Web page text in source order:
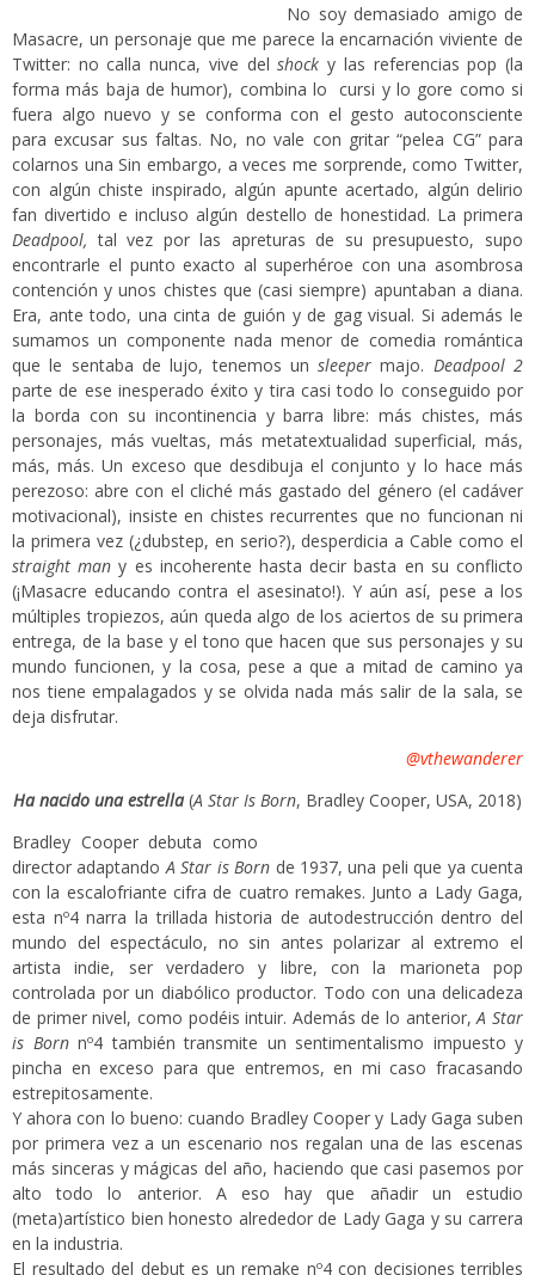
No soy demasiado amigo de
Masacre, un personaje que me parece la encarnación viviente de
Twitter: no calla nunca, vive delshocky las referencias pop (la
forma más baja de humor), combina lo cursi y lo gore como si
fuera algo nuevo y se conforma con el gesto autoconsciente
para excusar sus faltas. No, no vale con gritar “pelea CG” para
colarnos una Sin embargo, a veces me sorprende, como Twitter,
con algún chiste inspirado, algún apunte acertado, algún delirio
fan divertido e incluso algún destello de honestidad. La primera
Deadpool,tal vez por las apreturas de su presupuesto, supo
encontrarle el punto exacto al superhéroe con una asombrosa
contención y unos chistes que (casi siempre) apuntaban a diana.
Era, ante todo, una cinta de guión y de gag visual. Si además le
sumamos un componente nada menor de comedia romántica
que le sentaba de lujo, tenemos unsleepermajo. Deadpool 2
parte de ese inesperado éxito y tira casi todo lo conseguido por
la borda con su incontinencia y barra libre: más chistes, más
personajes, más vueltas, más metatextualidad superficial, más,
más, más. Un exceso que desdibuja el conjunto y lo hace más
perezoso: abre con el cliché más gastado del género (el cadáver
motivacional), insiste en chistes recurrentes que no funcionan ni
la primera vez (¿dubstep, en serio?), desperdicia a Cable como el
straight many es incoherente hasta decir basta en su conflicto
(¡Masacre educando contra el asesinato!). Y aún así, pese a los
múltiples tropiezos, aún queda algo de los aciertos de su primera
entrega, de la base y el tono que hacen que sus personajes y su
mundo funcionen, y la cosa, pese a que a mitad de camino ya
nos tiene empalagados y se olvida nada más salir de la sala, se
deja disfrutar.
@vthewanderer
Ha nacido una estrella (A Star Is Born, Bradley Cooper, USA, 2018)
Bradley Cooper debuta como
director adaptandoA Star is Born de 1937, una peli que ya cuenta
con la escalofriante cifra de cuatro remakes. Junto a Lady Gaga,
esta nº4 narra la trillada historia de autodestrucción dentro del
mundo del espectáculo, no sin antes polarizar al extremo el
artista indie, ser verdadero y libre, con la marioneta pop
controlada por un diabólico productor. Todo con una delicadeza
de primer nivel, como podéis intuir. Además de lo anterior,A Star
is Born nº4 también transmite un sentimentalismo impuesto y
pincha en exceso para que entremos, en mi caso fracasando
estrepitosamente.
Y ahora con lo bueno: cuando Bradley Cooper y Lady Gaga suben
por primera vez a un escenario nos regalan una de las escenas
más sinceras y mágicas del año, haciendo que casi pasemos por
alto todo lo anterior. A eso hay que añadir un estudio
(meta)artístico bien honesto alrededor de Lady Gaga y su carrera
en la industria.
El resultado del debut es un remake nº4 con decisiones terribles